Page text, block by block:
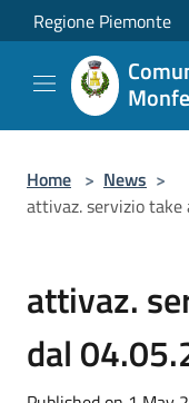
Salta al contenuto
Regione Piemonte
Home > News >
attivaz. servizio
attivaz.
dal